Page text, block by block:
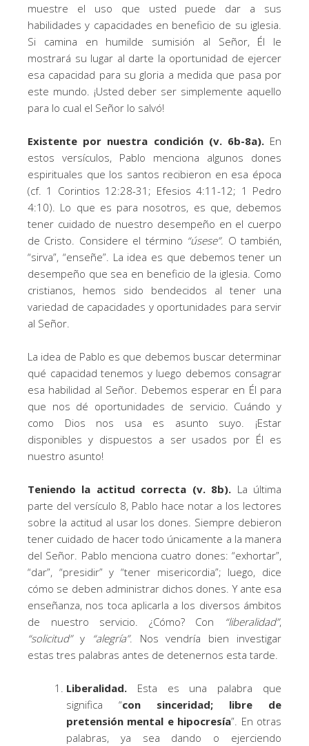
muestre el uso que usted puede dar a sus
habilidades y capacidades en beneficio de su iglesia.
Si camina en humilde sumisión al Señor, Él le
mostrará su lugar al darte la oportunidad de ejercer
esa capacidad para su gloria a medida que pasa por
este mundo. ¡Usted deber ser simplemente aquello
para lo cual el Señor lo salvó!
Existente por nuestra condición (v. 6b-8a).En
estos versículos, Pablo menciona algunos dones
espirituales que los santos recibieron en esa época
(cf. 1 Corintios 12:28-31; Efesios 4:11-12; 1 Pedro
4:10). Lo que es para nosotros, es que, debemos
tener cuidado de nuestro desempeño en el cuerpo
de Cristo. Considere el término “úsese”. O también,
“sirva”, “enseñe”. La idea es que debemos tener un
desempeño que sea en beneficio de la iglesia. Como
cristianos, hemos sido bendecidos al tener una
variedad de capacidades y oportunidades para servir
al Señor.
La idea de Pablo es que debemos buscar determinar
qué capacidad tenemos y luego debemos consagrar
esa habilidad al Señor. Debemos esperar en Él para
que nos dé oportunidades de servicio. Cuándo y
como Dios nos usa es asunto suyo. ¡Estar
disponibles y dispuestos a ser usados por Él es
nuestro asunto!
Teniendo la actitud correcta (v. 8b). La última
parte del versículo 8, Pablo hace notar a los lectores
sobre la actitud al usar los dones. Siempre debieron
tener cuidado de hacer todo únicamente a la manera
del Señor. Pablo menciona cuatro dones: “exhortar”,
“dar”, “presidir” y “tener misericordia”; luego, dice
cómo se deben administrar dichos dones. Y ante esa
enseñanza, nos toca aplicarla a los diversos ámbitos
de nuestro servicio. ¿Cómo? Con “liberalidad”,
“solicitud”y “alegría”. Nos vendría bien investigar
estas tres palabras antes de detenernos esta tarde.
Liberalidad. Esta es una palabra que
significa “con sinceridad; libre de
pretensión mental e hipocresía”. En otras
palabras, ya sea dando o ejerciendo